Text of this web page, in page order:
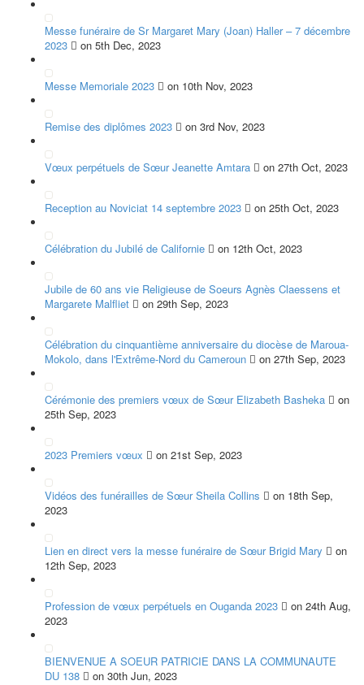
Messe funéraire de Sr Margaret Mary (Joan) Haller – 7 décembre
2023
on 5th Dec, 2023
Messe Memoriale 2023 on 10th Nov, 2023
Remise des diplômes 2023 on 3rd Nov, 2023
Vœux perpétuels de Sœur Jeanette Amtara on 27th Oct, 2023
Reception au Noviciat 14 septembre 2023 on 25th Oct, 2023
Célébration du Jubilé de Californie on 12th Oct, 2023
Jubile de 60 ans vie Religieuse de Soeurs Agnès Claessens et
Margarete Malfliet
on 29th Sep, 2023
Célébration du cinquantième anniversaire du diocèse de Maroua-
Mokolo, dans l'Extrême-Nord du Cameroun
on 27th Sep, 2023
Cérémonie des premiers vœux de Sœur Elizabeth Basheka
on
25th Sep, 2023
2023 Premiers vœux on 21st Sep, 2023
Vidéos des funérailles de Sœur Sheila Collins
on 18th Sep,
2023
Lien en direct vers la messe funéraire de Sœur Brigid Mary
on
12th Sep, 2023
Profession de vœux perpétuels en Ouganda 2023
on 24th Aug,
2023
BIENVENUE A SOEUR PATRICIE DANS LA COMMUNAUTE
DU 138
on 30th Jun, 2023